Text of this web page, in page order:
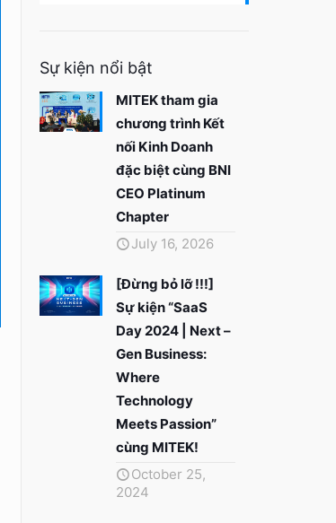
Sự kiện nổi bật
MITEK tham gia
chương trình Kết
nối Kinh Doanh
đặc biệt cùng BNI
CEO Platinum
Chapter
July 16, 2026
[Đừng bỏ lỡ !!!]
Sự kiện “SaaS
Day 2024 | Next –
Gen Business:
Where
Technology
Meets Passion”
cùng MITEK!
October 25,
2024